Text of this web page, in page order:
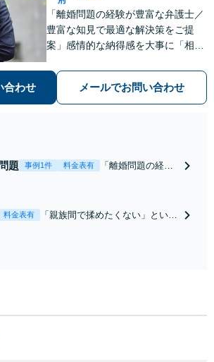
「離婚問題の経験が豊富な弁護士／
豊富な知見で最適な解決策をご提
案」感情的な納得感を大事に「相続
う不安に寄り添う。相続人同士の関
係にも配慮し、きめ細やかに対応
【夜間面談あり】
合わせ メールでお問い合わせ
題 事例1件 料金表有
「離婚問題の経験
案」明確な離婚原
料金表有
「親族間で揉めたくない」という